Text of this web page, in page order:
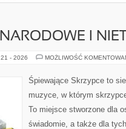
I
- 2026 MOŻLIWOŚĆ
Śpiewające Skrzypce to
muzyce, w którym
To miejsce stworzone dla
świadomie, a także dla